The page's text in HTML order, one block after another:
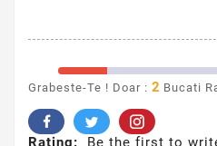
Grabeste-Te ! Doar : 2 Bucati